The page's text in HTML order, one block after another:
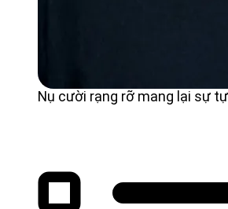
Nụ cười rạng rỡ mang lại sự